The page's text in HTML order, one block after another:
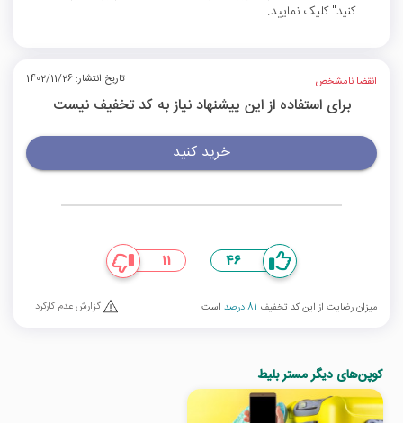
کنید" کلیک نمایید.
انقضا نامشخص تاریخ انتشار: 1402/11/26
برای استفاده از این پیشنهاد نیاز به کد تخفیف نیست
خرید کنید
46
11
میزان رضایت از این کد تخفیف 81 درصد است گزارش عدم کارکرد
کوپن‌های دیگر مستر بلیط